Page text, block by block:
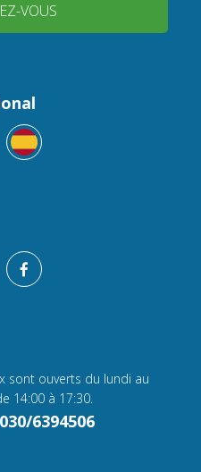
VOUS
sont ouverts du lundi au
14:00 à 17:30.
6394506